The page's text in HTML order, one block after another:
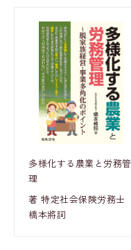
多様化する農業と労務管
理
著 特定社会保険労務士
橋本將詞